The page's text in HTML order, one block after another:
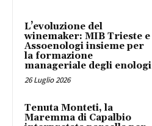
L’evoluzione del
winemaker: MIB Trieste e
Assoenologi insieme per
la formazione
manageriale degli enologi
26 Luglio 2026
Tenuta Monteti, la
Maremma di Capalbio